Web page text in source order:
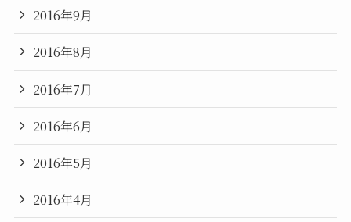
2016年9月
2016年8月
2016年7月
2016年6月
2016年5月
2016年4月